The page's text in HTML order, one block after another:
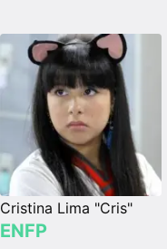
Cristina Lima "Cris"
ENFP